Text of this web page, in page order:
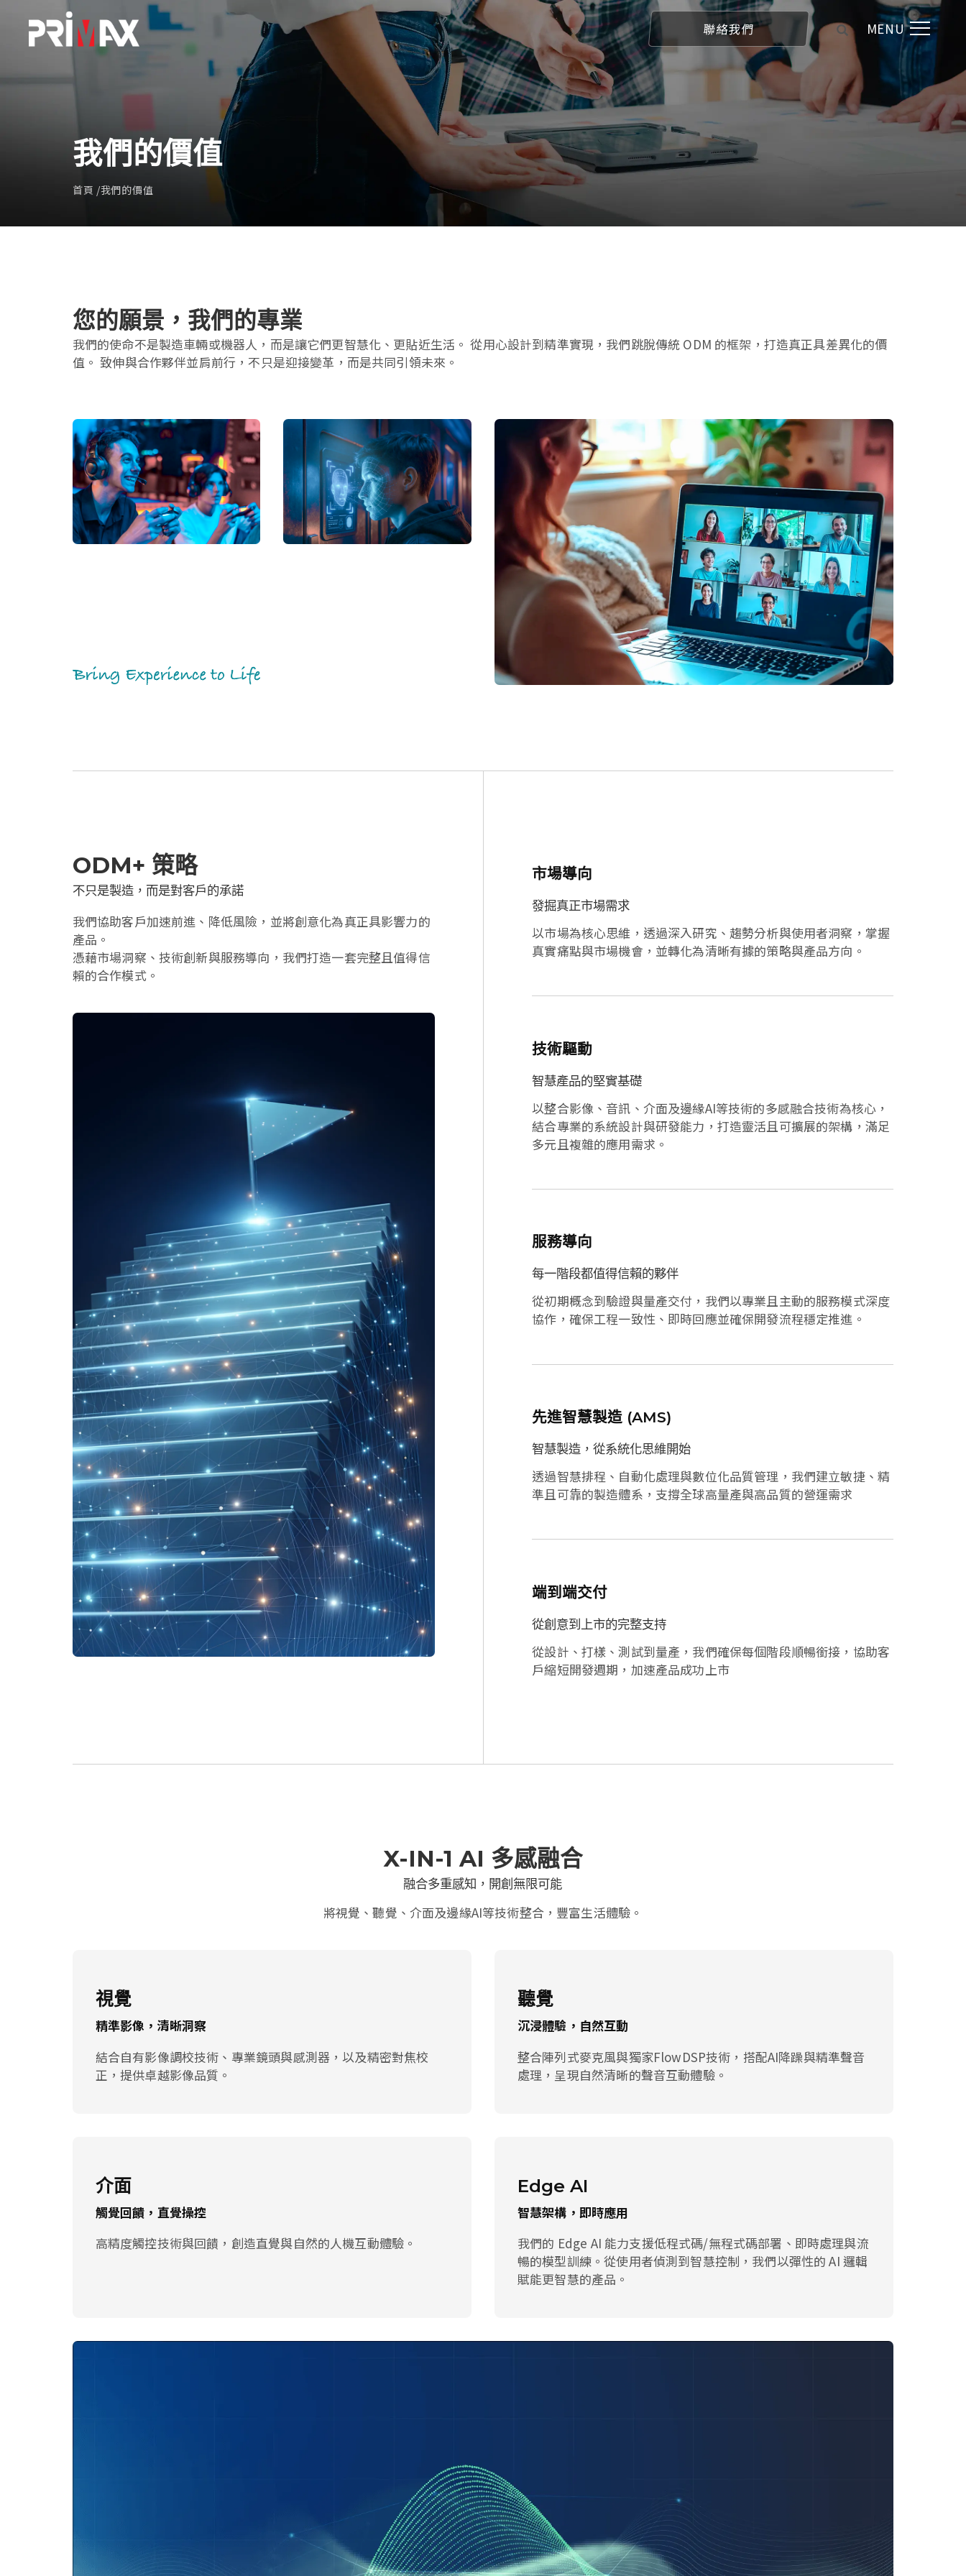
聯絡我們 MENU
我們的價值
首頁 我們的價值
您的願景，我們的專業
我們的使命不是製造車輛或機器人，而是讓它們更智慧化、更貼近生活。 從用心設計到精準實現，我們跳脫傳統 ODM 的框架，打造真正具差異化的價
值。 致伸與合作夥伴並肩前行，不只是迎接變革，而是共同引領未來。
ODM+ 策略
不只是製造，而是對客戶的承諾
我們協助客戶加速前進、降低風險，並將創意化為真正具影響力的
產品。
憑藉市場洞察、技術創新與服務導向，我們打造一套完整且值得信
賴的合作模式。
市場導向
發掘真正市場需求
以市場為核心思維，透過深入研究、趨勢分析與使用者洞察，掌握
真實痛點與市場機會，並轉化為清晰有據的策略與產品方向。
技術驅動
智慧產品的堅實基礎
以整合影像、音訊、介面及邊緣AI等技術的多感融合技術為核心，
結合專業的系統設計與研發能力，打造靈活且可擴展的架構，滿足
多元且複雜的應用需求。
服務導向
每一階段都值得信賴的夥伴
從初期概念到驗證與量產交付，我們以專業且主動的服務模式深度
協作，確保工程一致性、即時回應並確保開發流程穩定推進。
先進智慧製造 (AMS)
智慧製造，從系統化思維開始
透過智慧排程、自動化處理與數位化品質管理，我們建立敏捷、精
準且可靠的製造體系，支撐全球高量產與高品質的營運需求
端到端交付
從創意到上市的完整支持
從設計、打樣、測試到量產，我們確保每個階段順暢銜接，協助客
戶縮短開發週期，加速產品成功上市
X-IN-1 AI 多感融合
融合多重感知，開創無限可能
將視覺、聽覺、介面及邊緣AI等技術整合，豐富生活體驗。
視覺
精準影像，清晰洞察
結合自有影像調校技術、專業鏡頭與感測器，以及精密對焦校
正，提供卓越影像品質。
聽覺
沉浸體驗，自然互動
整合陣列式麥克風與獨家FlowDSP技術，搭配AI降躁與精準聲音
處理，呈現自然清晰的聲音互動體驗。
介面
觸覺回饋，直覺操控
高精度觸控技術與回饋，創造直覺與自然的人機互動體驗。
Edge AI
智慧架構，即時應用
我們的 Edge AI 能力支援低程式碼/無程式碼部署、即時處理與流
暢的模型訓練。從使用者偵測到智慧控制，我們以彈性的 AI 邏輯
賦能更智慧的產品。